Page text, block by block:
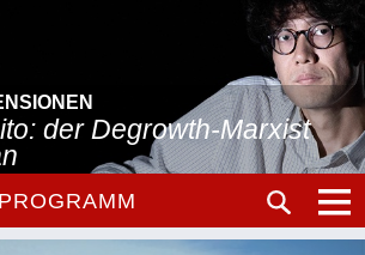
der Degrowth-Marxist
PROGRAMM